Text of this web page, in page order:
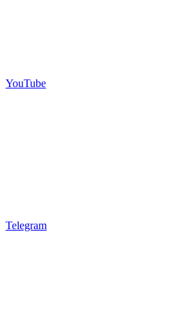
YouTube
Telegram